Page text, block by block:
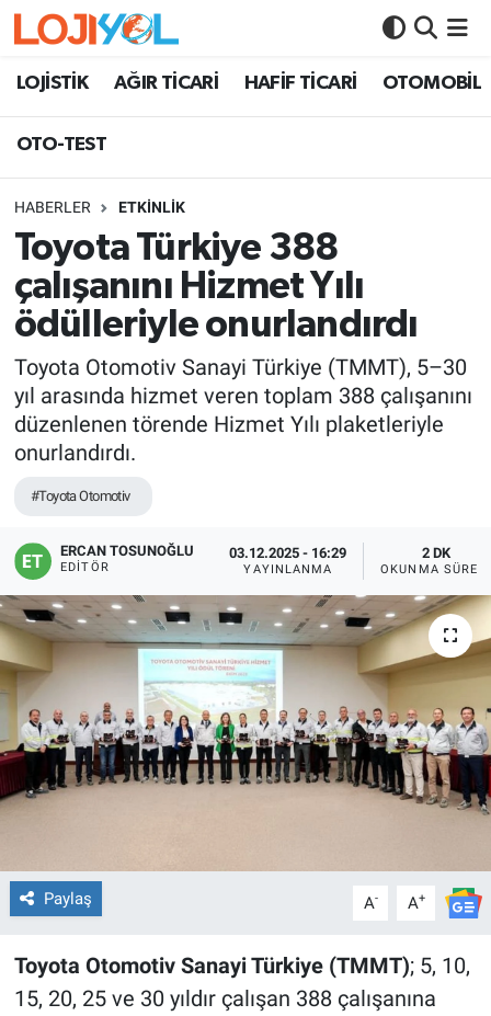
LOJİSTİK AĞIR TİCARİ HAFİF TİCARİ OTOMOBİL
OTO-TEST
HABERLER ETKİNLİK
Toyota Türkiye 388
çalışanını Hizmet Yılı
ödülleriyle onurlandırdı
Toyota Otomotiv Sanayi Türkiye (TMMT), 5–30
yıl arasında hizmet veren toplam 388 çalışanını
düzenlenen törende Hizmet Yılı plaketleriyle
onurlandırdı.
#Toyota Otomotiv
ERCAN TOSUNOĞLU
EDITÖR
03.12.2025 - 16:29
YAYINLANMA
2 DK
OKUNMA SÜRESI
Paylaş A- A+
Toyota Otomotiv Sanayi Türkiye (TMMT); 5, 10,
15, 20, 25 ve 30 yıldır çalışan 388 çalışanına
OTO-TEST